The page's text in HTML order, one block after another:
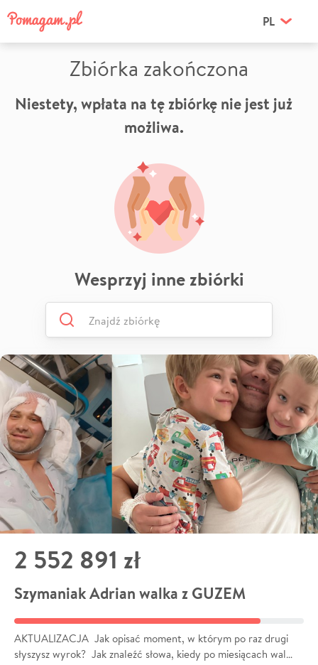
PL
Zbiórka zakończona
Niestety, wpłata na tę zbiórkę nie jest już
możliwa.
Wesprzyj inne zbiórki
2 552 891 zł
Szymaniak Adrian walka z GUZEM
AKTUALIZACJA Jak opisać moment, w którym po raz drugi
słyszysz wyrok? Jak znaleźć słowa, kiedy po miesiącach wal…